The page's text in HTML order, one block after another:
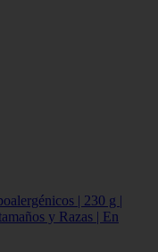
| 230 g |
y Razas | En